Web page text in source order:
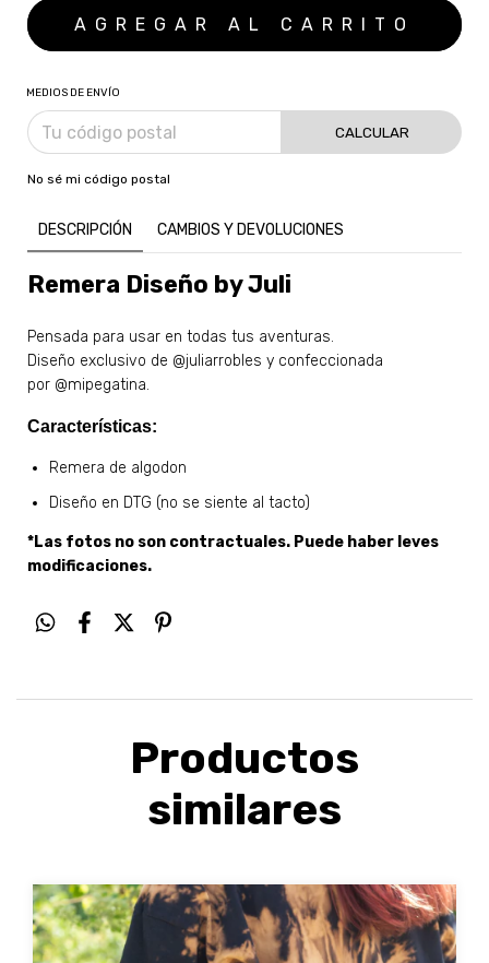
MEDIOS DE ENVÍO
CALCULAR
No sé mi código postal
DESCRIPCIÓN CAMBIOS Y DEVOLUCIONES
Remera Diseño by Juli
Pensada para usar en todas tus aventuras.
Diseño exclusivo de @juliarrobles y confeccionada
por @mipegatina.
Características:
Remera de algodon
Diseño en DTG (no se siente al tacto)
*Las fotos no son contractuales. Puede haber leves
modificaciones.
Productos
similares